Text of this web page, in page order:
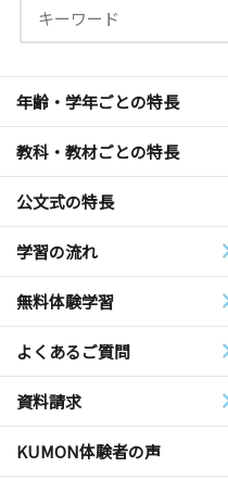
年齢・学年ごとの特長
教科・教材ごとの特長
公文式の特長
学習の流れ
無料体験学習
よくあるご質問
資料請求
KUMON体験者の声